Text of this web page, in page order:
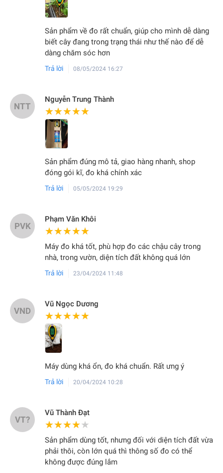
Sản phẩm về đo rất chuẩn, giúp cho mình dễ dàng
biết cây đang trong trạng thái như thế nào để dễ
dàng chăm sóc hơn
Trả lời 08/05/2024 16:27
NTT
Nguyễn Trung Thành
★★★★★
★★★★★
Sản phẩm đúng mô tả, giao hàng nhanh, shop
đóng gói kĩ, đo khá chính xác
Trả lời 05/05/2024 19:29
PVK
Phạm Văn Khôi
★★★★★
★★★★★
Máy đo khá tốt, phù hợp đo các chậu cây trong
nhà, trong vườn, diện tích đất không quá lớn
Trả lời 23/04/2024 11:48
VND
Vũ Ngọc Dương
★★★★★
★★★★★
Máy dùng khá ổn, đo khá chuẩn. Rất ưng ý
Trả lời 20/04/2024 10:28
VT?
Vũ Thành Đạt
★★★★★
★★★★★
Sản phẩm dùng tốt, nhưng đối với diện tích đất vừa
phải thôi, còn lớn quá thì thông số đo có thể
không được đúng lắm